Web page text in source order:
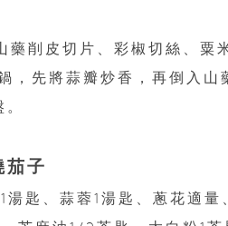
藥削皮切片、彩椒切絲、粟
，先將蒜瓣炒香，再倒入山
茄子
湯匙、蒜蓉1湯匙、蔥花適量